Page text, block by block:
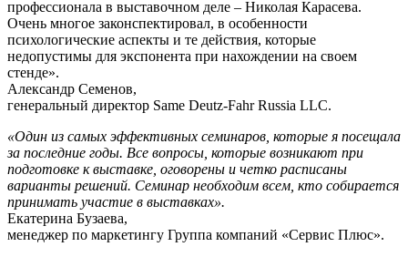
профессионала в выставочном деле – Николая Карасева.
Очень многое законспектировал, в особенности
психологические аспекты и те действия, которые
недопустимы для экспонента при нахождении на своем
стенде».
Александр Семенов,
генеральный директор Same Deutz-Fahr Russia LLC.
«Один из самых эффективных семинаров, которые я посещала
за последние годы. Все вопросы, которые возникают при
подготовке к выставке, оговорены и четко расписаны
варианты решений. Семинар необходим всем, кто собирается
принимать участие в выставках».
Екатерина Бузаева,
менеджер по маркетингу Группа компаний «Сервис Плюс».